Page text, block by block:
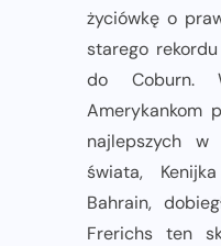
życiówkę o
starego
do Coburn.
Amerykankom
najlepszych
świata,
Bahrain,
Frerichs ten